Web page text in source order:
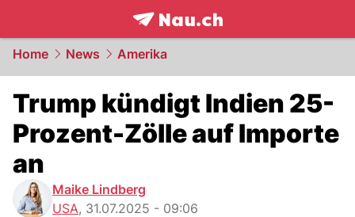
frontpage.NAU.ch
Home News Amerika
Trump kündigt Indien 25-
Prozent-Zölle auf Importe
an
Maike Lindberg
USA, 31.07.2025 - 09:06